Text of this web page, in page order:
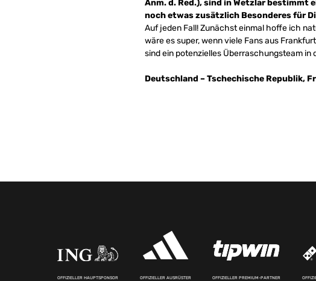
Anm. d. Red.), sind in Wetzlar bestimmt
noch etwas zusätzlich Besonderes für
Auf jeden Fall! Zunächst einmal hoffe ich
wäre es super, wenn viele Fans aus
sind ein potenzielles Überraschungsteam in
Deutschland – Tschechische Republik,
OFFIZIELLER HAUPTSPONSOR OFFIZIELLER AUSRÜSTER OFFIZIELLER PREMIUM-PARTNER